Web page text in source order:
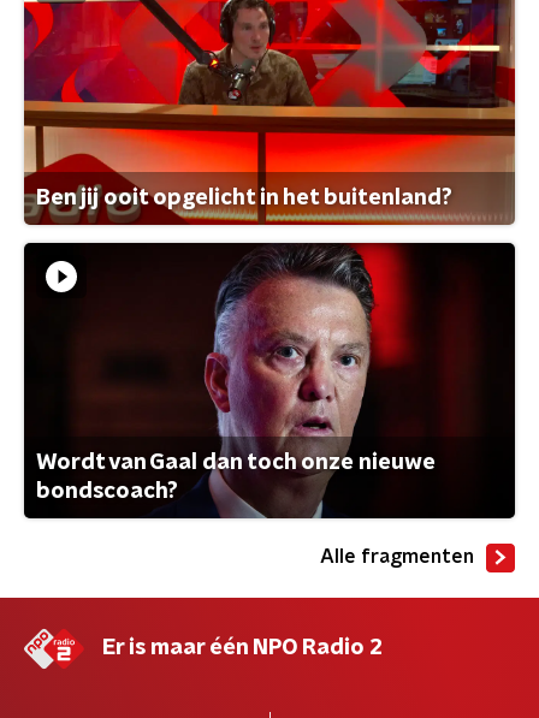
Ben jij ooit opgelicht in het buitenland?
Wordt van Gaal dan toch onze nieuwe
bondscoach?
Alle fragmenten
Er is maar één NPO Radio 2